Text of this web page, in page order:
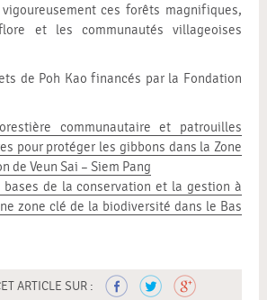
ces forêts magnifiques,
et les communautés villageoises
de Poh Kao financés par la Fondation
communautaire et patrouilles
pour protéger les gibbons dans la Zone
de Veun Sai – Siem Pang
bases de la conservation et la gestion à
zone clé de la biodiversité dans le Bas
ARTICLE SUR :